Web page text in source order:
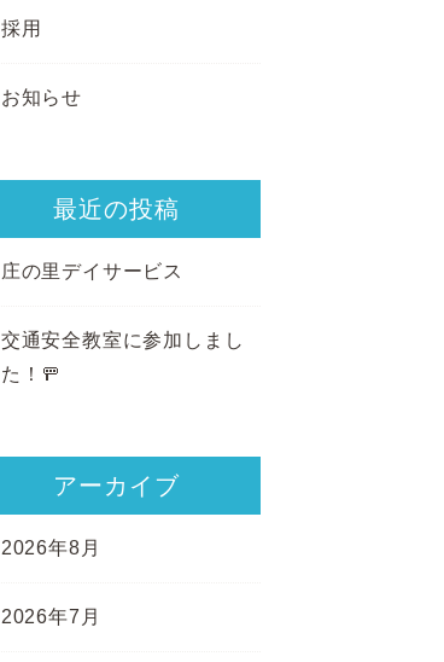
採用
お知らせ
最近の投稿
庄の里デイサービス
交通安全教室に参加しまし
た！🚥
アーカイブ
2026年8月
2026年7月